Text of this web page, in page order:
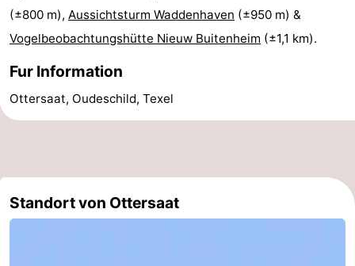
Reiten
-
Surfen
-
Essen
(±800 m), Aussichtsturm Waddenhaven (±950 m) &
Vogelbeobachtungshütte Nieuw Buitenheim (±1,1 km).
Fur Information
Ottersaat, Oudeschild, Texel
Standort von Ottersaat